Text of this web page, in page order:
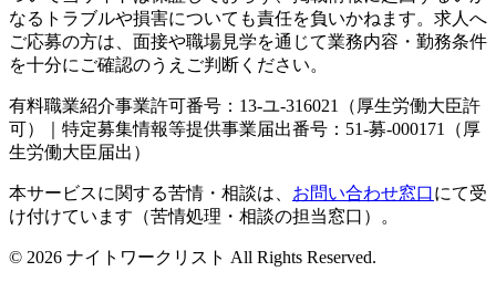
なるトラブルや損害についても責任を負いかねます。求人へ
ご応募の方は、面接や職場見学を通じて業務内容・勤務条件
を十分にご確認のうえご判断ください。
有料職業紹介事業許可番号：13-ユ-316021（厚生労働大臣許
可）｜特定募集情報等提供事業届出番号：51-募-000171（厚
生労働大臣届出）
本サービスに関する苦情・相談は、 お問い合わせ窓口にて受
け付けています（苦情処理・相談の担当窓口）。
© 2026 ナイトワークリスト All Rights Reserved.